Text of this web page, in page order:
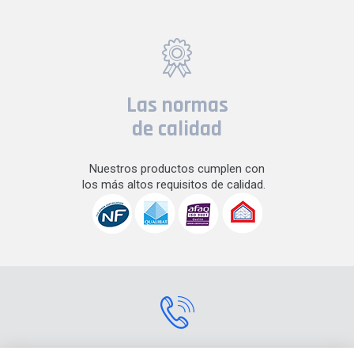
Las normas
de calidad
Nuestros productos cumplen con
los más altos requisitos de calidad.